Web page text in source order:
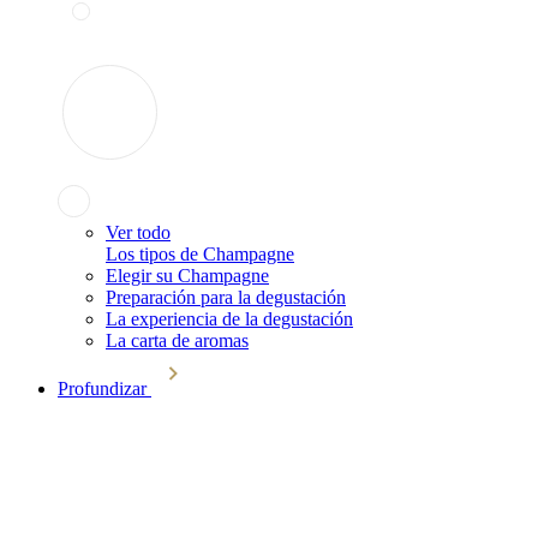
Ver todo
Los tipos de Champagne
Elegir su Champagne
Preparación para la degustación
La experiencia de la degustación
La carta de aromas
Profundizar